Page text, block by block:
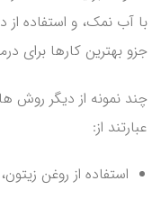
با آب نمک، و استفاده
جزو بهترین کارها برای
چند نمونه از دیگر روش
عبارتند از:
استفاده از روغن